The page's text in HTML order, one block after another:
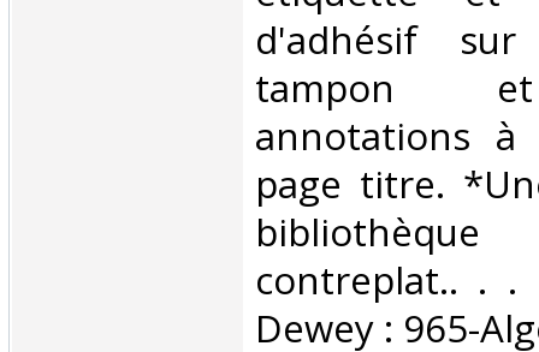
d'adhésif
tampon
annotations
page titre.
contreplat.. . .
Dewey : 965-